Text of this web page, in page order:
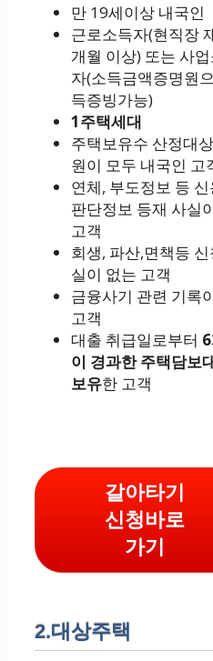
만 19세이상 내국인
근로소득자(현직장
개월 이상) 또는 사
자(소득금액증명원
득증빙가능)
1주택세대
주택보유수 산정대
원이 모두 내국인 고
연체, 부도정보 등 신
판단정보 등재 사실
고객
회생, 파산,면책등
실이 없는 고객
금융사기 관련 기록
고객
대출 취급일로부터
이 경과한 주택담보
보유한 고객
갈아타기
신청바로
가기
2.대상주택